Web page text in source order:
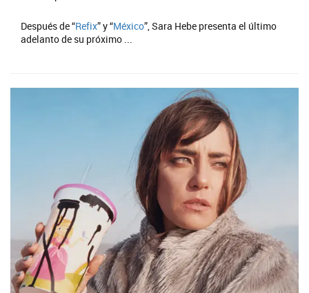
Después de “Refix” y “México”, Sara Hebe presenta el último
adelanto de su próximo ...